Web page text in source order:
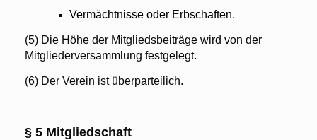
Vermächtnisse oder Erbschaften.
(5) Die Höhe der Mitgliedsbeiträge wird von der
Mitgliederversammlung festgelegt.
(6) Der Verein ist überparteilich.
§ 5 Mitgliedschaft